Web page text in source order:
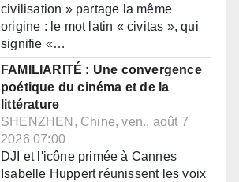
civilisation » partage la même
origine : le mot latin « civitas », qui
signifie «…
FAMILIARITÉ : Une convergence
poétique du cinéma et de la
littérature
SHENZHEN, Chine, ven., août 7
2026 07:00
DJI et l'icône primée à Cannes
Isabelle Huppert réunissent les voix